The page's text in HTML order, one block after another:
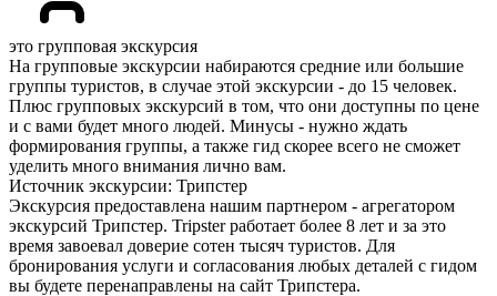
это групповая экскурсия
На групповые экскурсии набираются средние или большие
группы туристов, в случае этой экскурсии - до 15 человек.
Плюс групповых экскурсий в том, что они доступны по цене
и с вами будет много людей. Минусы - нужно ждать
формирования группы, а также гид скорее всего не сможет
уделить много внимания лично вам.
Источник экскурсии: Трипстер
Экскурсия предоставлена нашим партнером - агрегатором
экскурсий Трипстер. Tripster работает более 8 лет и за это
время завоевал доверие сотен тысяч туристов. Для
бронирования услуги и согласования любых деталей с гидом
вы будете перенаправлены на сайт Трипстера.